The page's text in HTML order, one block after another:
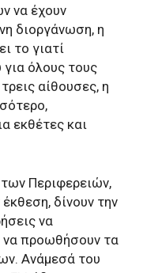
να έχουν
διοργάνωση, η
το γιατί
όλους τους
αίθουσες, η
εκθέτες και
των Περιφερειών,
δίνουν την
να
να προωθήσουν τα
Ανάμεσά του